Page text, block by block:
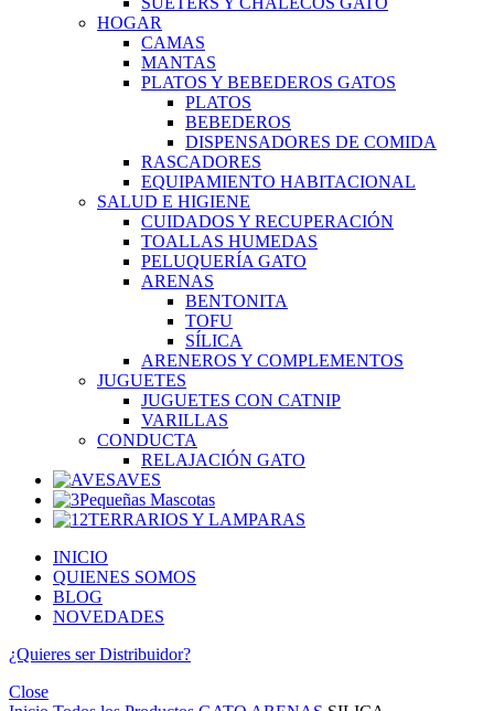
HOGAR
CAMAS
MANTAS
PLATOS Y BEBEDEROS GATOS
PLATOS
BEBEDEROS
DISPENSADORES DE COMIDA
RASCADORES
EQUIPAMIENTO HABITACIONAL
SALUD E HIGIENE
CUIDADOS Y RECUPERACIÓN
TOALLAS HUMEDAS
PELUQUERÍA GATO
ARENAS
BENTONITA
TOFU
SÍLICA
ARENEROS Y COMPLEMENTOS
JUGUETES
JUGUETES CON CATNIP
VARILLAS
CONDUCTA
RELAJACIÓN GATO
AVES
Pequeñas Mascotas
TERRARIOS Y LAMPARAS
INICIO
QUIENES SOMOS
BLOG
NOVEDADES
¿Quieres ser Distribuidor?
Close